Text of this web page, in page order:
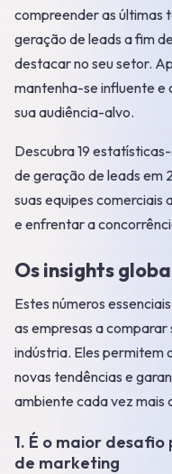
compreender as últimas
geração de leads a fim
destacar no seu setor.
mantenha-se influente e
sua audiência-alvo.
Descubra 19
de geração de leads em
suas equipes comerciais
e enfrentar a
Os insights
Estes números
as empresas a
indústria. Eles permitem
novas tendências e
ambiente cada vez mais
1. É o maior desafio
de marketing